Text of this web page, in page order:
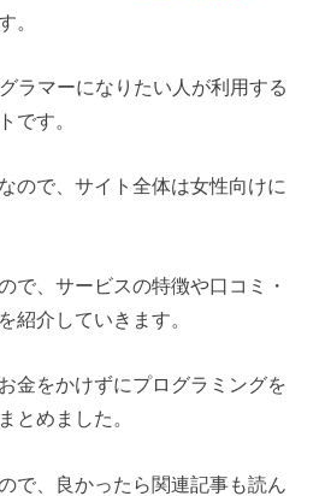
。
ラマーになりたい人が利用する
です。
ので、サイト全体は女性向けに
で、サービスの特徴や口コミ・
紹介していきます。
金をかけずにプログラミングを
とめました。
で、良かったら関連記事も読ん